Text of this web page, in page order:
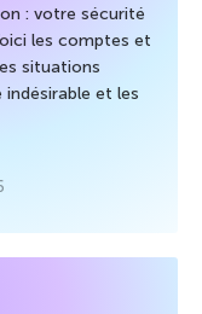
: votre sécurité
les comptes et
situations
et les